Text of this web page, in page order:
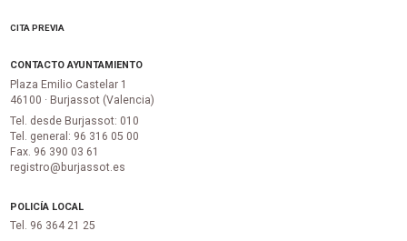
CITA PREVIA
CONTACTO AYUNTAMIENTO
Plaza Emilio Castelar 1
46100 · Burjassot (Valencia)
Tel. desde Burjassot: 010
Tel. general: 96 316 05 00
Fax. 96 390 03 61
registro@burjassot.es
POLICÍA LOCAL
Tel. 96 364 21 25